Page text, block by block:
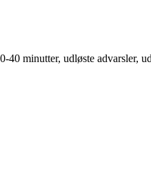
40 minutter, udløste